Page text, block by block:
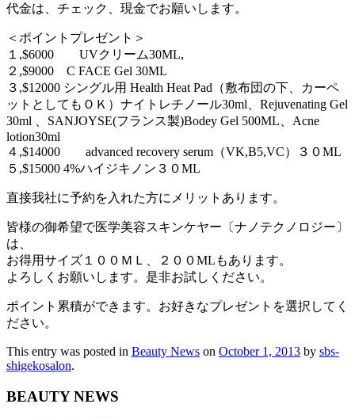
代金は、チェック、現金でお願いします。
＜ポイントプレゼント＞
１,$6000 UVクリーム30ML,
２,$9000 C FACE Gel 30ML
３,$12000 シングル用 Health Heat Pad（敷布団の下、カーペ
ットとしてもＯＫ）ナイトレチノール30ml、Rejuvenating Gel
30ml 、SANJOYSE(フランス製)Bodey Gel 500ML、Acne
lotion30ml
４,$14000 advanced recovery serum（VK,B5,VC）３０ML
５,$15000 4%ハイジキノン３０ML
直接我社に予約を入れた方にメリットあります。
皆様の御希望で医学美容スキンケヤー〔ナノテクノロジー〕
は、
お得用サイズ１００ＭＬ、２００MLもあります。
よろしくお願いします。是非お試しください。
ポイント累積ができます。お好きなプレゼントを選択してく
ださい。
This entry was posted in Beauty News on October 1, 2013 by sbs-
shigekosalon.
BEAUTY NEWS